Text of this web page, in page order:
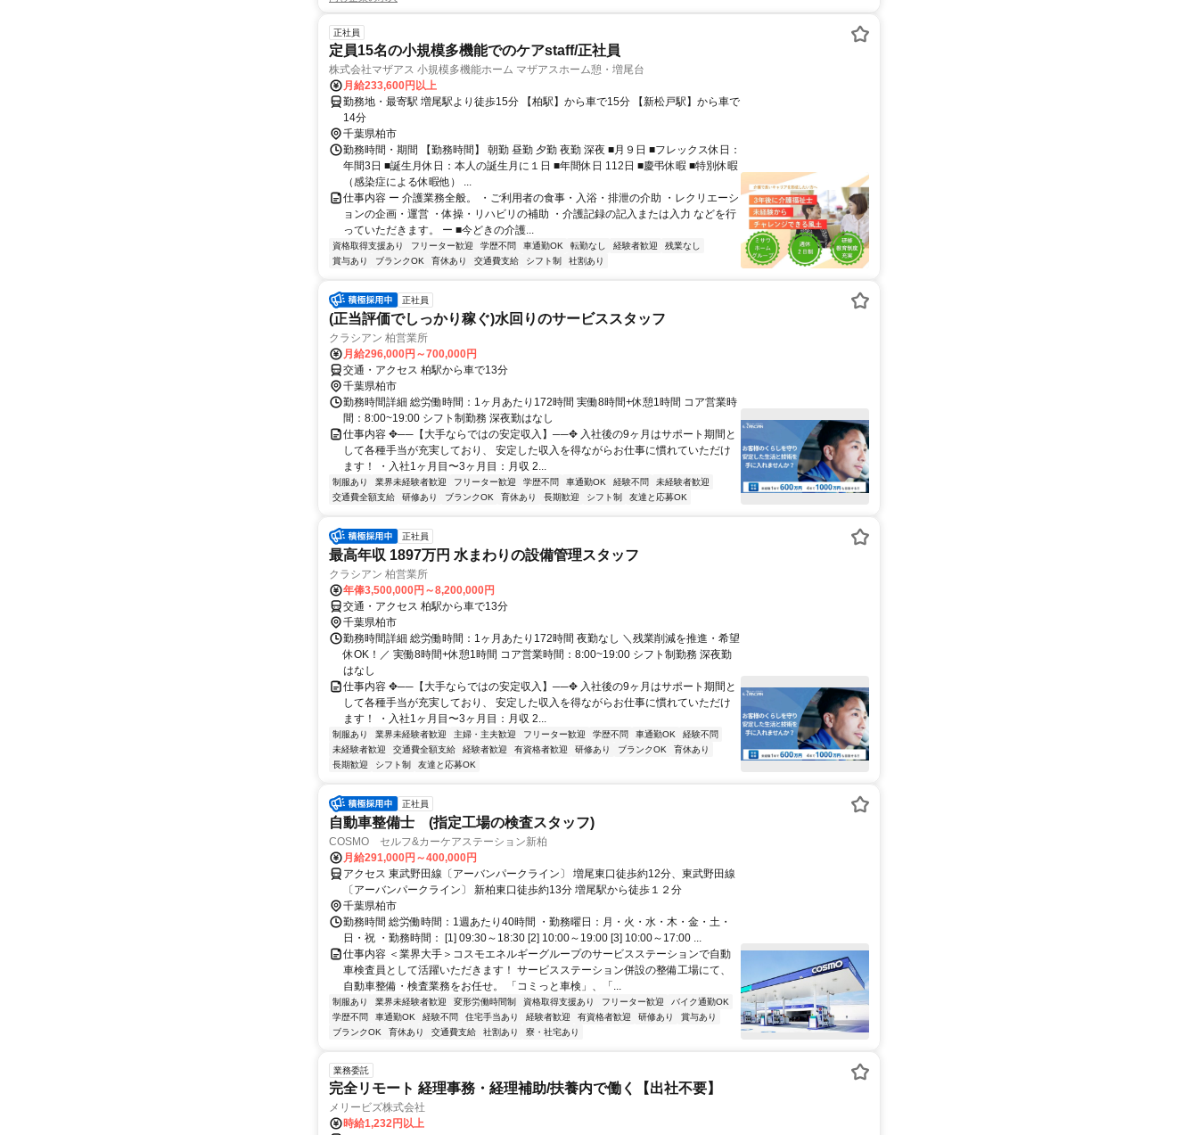
正社員
定員15名の小規模多機能でのケアstaff/正社員
株式会社マザアス 小規模多機能ホーム マザアスホーム憩・増尾台
月給233,600円以上
勤務地・最寄駅 増尾駅より徒歩15分 【柏駅】から車で15分 【新松戸駅】から車で
14分
千葉県柏市
勤務時間・期間 【勤務時間】 朝勤 昼勤 夕勤 夜勤 深夜 ■月９日 ■フレックス休日：
年間3日 ■誕生月休日：本人の誕生月に１日 ■年間休日 112日 ■慶弔休暇 ■特別休暇
（感染症による休暇他） ...
仕事内容 ー 介護業務全般。 ・ご利用者の食事・入浴・排泄の介助 ・レクリエーシ
ョンの企画・運営 ・体操・リハビリの補助 ・介護記録の記入または入力 などを行
っていただきます。 ー ■今どきの介護...
資格取得支援あり フリーター歓迎 学歴不問 車通勤OK 転勤なし 経験者歓迎
残業なし
賞与あり
ブランクOK 育休あり 交通費支給 シフト制 社割あり
正社員
(正当評価でしっかり稼ぐ)水回りのサービススタッフ
クラシアン 柏営業所
月給296,000円～700,000円
交通・アクセス 柏駅から車で13分
千葉県柏市
勤務時間詳細 総労働時間：1ヶ月あたり172時間 実働8時間+休憩1時間 コア営業時
間：8:00~19:00 シフト制勤務 深夜勤はなし
仕事内容 ✥──【大手ならではの安定収入】──✥ 入社後の9ヶ月はサポート期間と
して各種手当が充実しており、 安定した収入を得ながらお仕事に慣れていただけ
ます！ ・入社1ヶ月目〜3ヶ月目：月収 2...
制服あり 業界未経験者歓迎 フリーター歓迎 学歴不問 車通勤OK 経験不問
未経験者歓迎
交通費全額支給
研修あり ブランクOK 育休あり 長期歓迎 シフト制 友達と応募OK
正社員
最高年収 1897万円 水まわりの設備管理スタッフ
クラシアン 柏営業所
年俸3,500,000円～8,200,000円
交通・アクセス 柏駅から車で13分
千葉県柏市
勤務時間詳細 総労働時間：1ヶ月あたり172時間 夜勤なし ＼残業削減を推進・希望
休OK！／ 実働8時間+休憩1時間 コア営業時間：8:00~19:00 シフト制勤務 深夜勤
はなし
仕事内容 ✥──【大手ならではの安定収入】──✥ 入社後の9ヶ月はサポート期間と
して各種手当が充実しており、 安定した収入を得ながらお仕事に慣れていただけ
ます！ ・入社1ヶ月目〜3ヶ月目：月収 2...
制服あり 業界未経験者歓迎 主婦・主夫歓迎 フリーター歓迎 学歴不問 車通勤OK
経験不問
未経験者歓迎
交通費全額支給 経験者歓迎 有資格者歓迎 研修あり ブランクOK
育休あり
長期歓迎
シフト制 友達と応募OK
正社員
自動車整備士 (指定工場の検査スタッフ)
COSMO セルフ&カーケアステーション新柏
月給291,000円～400,000円
アクセス 東武野田線〔アーバンパークライン〕 増尾東口徒歩約12分、東武野田線
〔アーバンパークライン〕 新柏東口徒歩約13分 増尾駅から徒歩１２分
千葉県柏市
勤務時間 総労働時間：1週あたり40時間 ・勤務曜日：月・火・水・木・金・土・
日・祝 ・勤務時間： [1] 09:30～18:30 [2] 10:00～19:00 [3] 10:00～17:00 ...
仕事内容 ＜業界大手＞コスモエネルギーグループのサービスステーションで自動
車検査員として活躍いただきます！ サービスステーション併設の整備工場にて、
自動車整備・検査業務をお任せ。 「コミっと車検」、「...
制服あり 業界未経験者歓迎 変形労働時間制 資格取得支援あり フリーター歓迎
バイク通勤OK
学歴不問
車通勤OK 経験不問 住宅手当あり 経験者歓迎 有資格者歓迎 研修あり
賞与あり
ブランクOK
育休あり 交通費支給 社割あり 寮・社宅あり
業務委託
完全リモート 経理事務・経理補助/扶養内で働く【出社不要】
メリービズ株式会社
時給1,232円以上